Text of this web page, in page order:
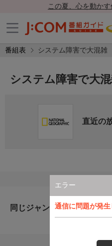
この夏、心を動か
番組表 システム障害で大混雑
エラー
通信に問題が発
システム障害で大
直近の
同じジャンルのおすすめ番